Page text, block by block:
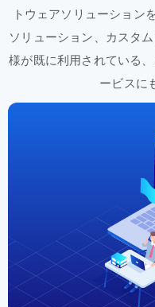
トウェアソリューション
ソリューション、
カスタ
様が既に利用 されている、
ービスに